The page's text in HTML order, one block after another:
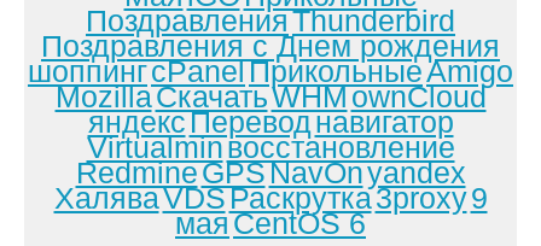
ПоздравленияThunderbird
Поздравления с Днем рождения
шоппингcPanelПрикольныеAmigo
MozillaСкачатьWHMownCloud
яндексПереводнавигатор
Virtualminвосстановление
RedmineGPSNavOnyandex
ХаляваVDSРаскрутка3proxy9
маяCentOS 6